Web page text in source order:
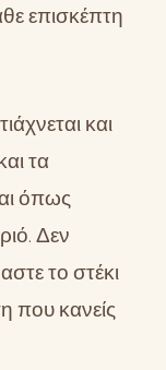
επισκέπτη
και
τα
όπως
Δεν
το στέκι
που κανείς